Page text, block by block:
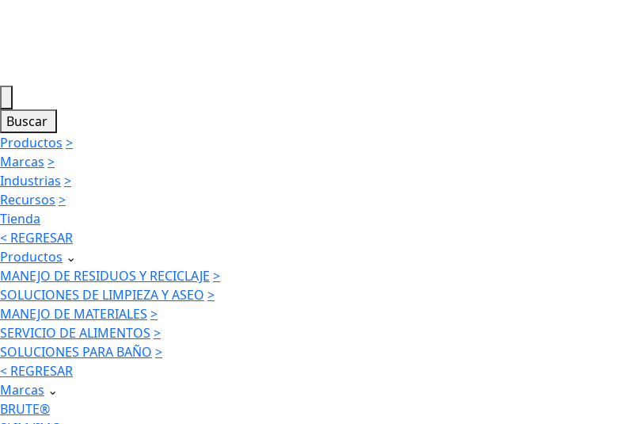
Buscar
Productos >
Marcas >
Industrias >
Recursos >
Tienda
< REGRESAR
Productos ⌄
MANEJO DE RESIDUOS Y RECICLAJE >
SOLUCIONES DE LIMPIEZA Y ASEO >
MANEJO DE MATERIALES >
SERVICIO DE ALIMENTOS >
SOLUCIONES PARA BAÑO >
< REGRESAR
Marcas ⌄
BRUTE®